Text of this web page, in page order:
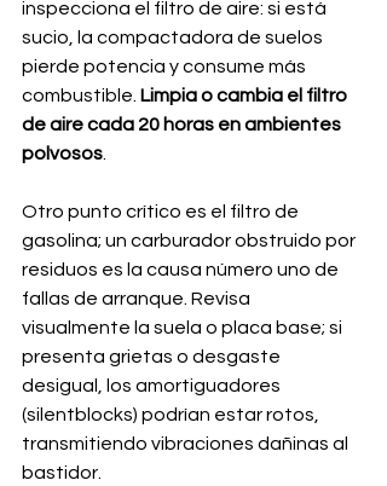
inspecciona el filtro de aire: si está
sucio, la compactadora de suelos
pierde potencia y consume más
combustible. Limpia o cambia el filtro
de aire cada 20 horas en ambientes
polvosos
Otro punto crítico es el filtro de
gasolina; un carburador obstruido por
residuos es la causa número uno de
fallas de arranque. Revisa
visualmente la suela o placa base; si
presenta grietas o desgaste
desigual, los amortiguadores
(silentblocks) podrían estar rotos,
transmitiendo vibraciones dañinas al
bastidor.